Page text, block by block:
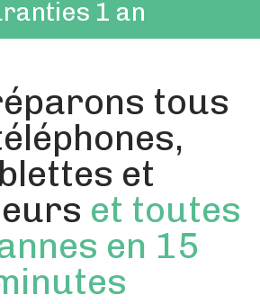
1 an
tous
et
et toutes
en 15